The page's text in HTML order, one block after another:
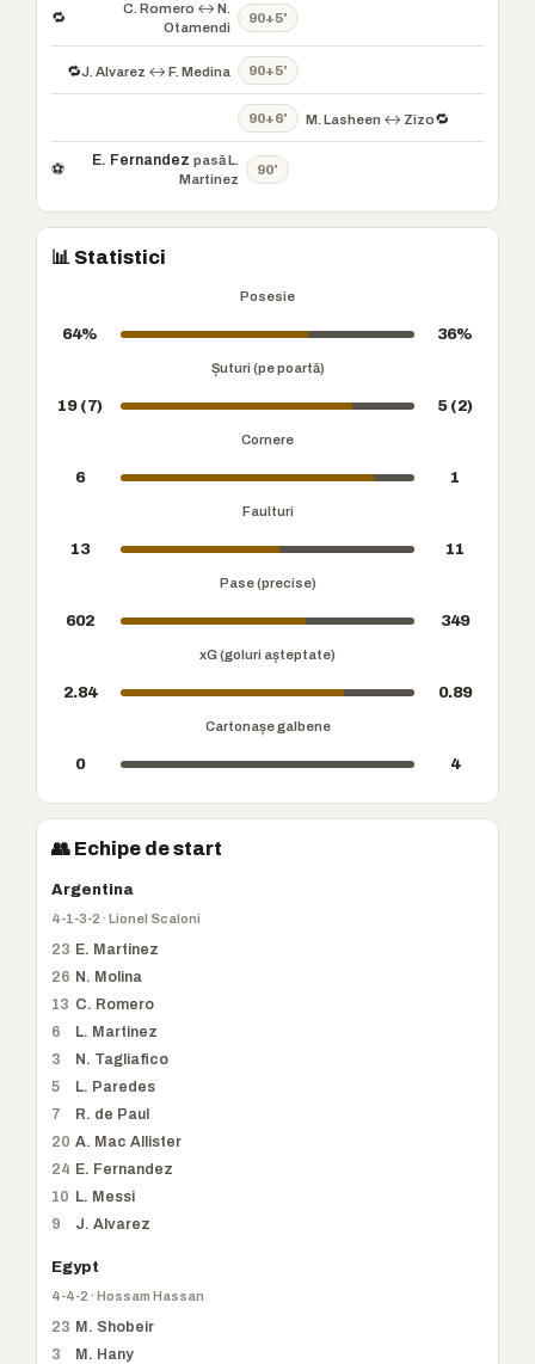
🔁
C. Romero ↔ N.
Otamendi
90+5'
🔁J. Alvarez ↔ F. Medina 90+5'
90+6' 🔁
M. Lasheen ↔ Zizo
⚽
E. Fernandez pasă L.
Martinez
90'
📊 Statistici
Posesie
64% 36%
Șuturi (pe poartă)
19 (7) 5 (2)
Cornere
6 1
Faulturi
13 11
Pase (precise)
602 349
xG (goluri așteptate)
2.84 0.89
Cartonașe galbene
0 4
👥 Echipe de start
Argentina
4-1-3-2 · Lionel Scaloni
23 E. Martinez
26 N. Molina
13 C. Romero
6
L. Martinez
3
N. Tagliafico
5
L. Paredes
7
R. de Paul
20 A. Mac Allister
24 E. Fernandez
10 L. Messi
9
J. Alvarez
Egypt
4-4-2 · Hossam Hassan
23 M. Shobeir
3
M. Hany